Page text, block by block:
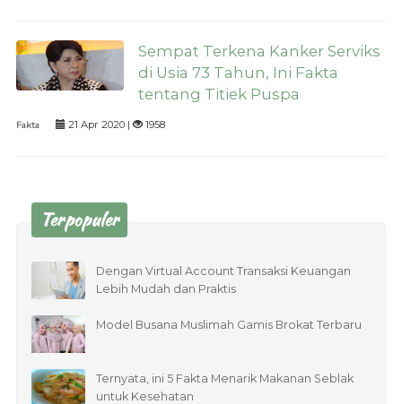
Sempat Terkena Kanker Serviks
di Usia 73 Tahun, Ini Fakta
tentang Titiek Puspa
Fakta 21 Apr 2020 | 1958
Terpopuler
Dengan Virtual Account Transaksi Keuangan
Lebih Mudah dan Praktis
Model Busana Muslimah Gamis Brokat Terbaru
Ternyata, ini 5 Fakta Menarik Makanan Seblak
untuk Kesehatan